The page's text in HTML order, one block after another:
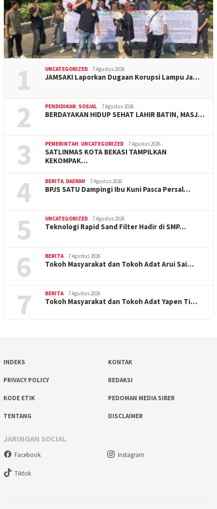
1 UNCATEGORIZED 7 Agustus 2026
JAMSAKI Laporkan Dugaan Korupsi Lampu Ja…
2 PENDIDIKAN SOSIAL 7 Agustus 2026
BERDAYAKAN HIDUP SEHAT LAHIR BATIN, MASJ…
3 PEMERINTAH UNCATEGORIZED 7 Agustus 2026
SATLINMAS KOTA BEKASI TAMPILKAN
KEKOMPAK…
4 BERITA DAERAH 7 Agustus 2026
BPJS SATU Dampingi Ibu Kuni Pasca Persal…
5 UNCATEGORIZED 7 Agustus 2026
Teknologi Rapid Sand Filter Hadir di SMP…
6 BERITA 7 Agustus 2026
Tokoh Masyarakat dan Tokoh Adat Arui Sai…
7 BERITA 7 Agustus 2026
Tokoh Masyarakat dan Tokoh Adat Yapen Ti…
INDEKS KONTAK
PRIVACY POLICY REDAKSI
KODE ETIK PEDOMAN MEDIA SIBER
TENTANG DISCLAIMER
JARINGAN SOCIAL
Facebook Instagram
Tiktok